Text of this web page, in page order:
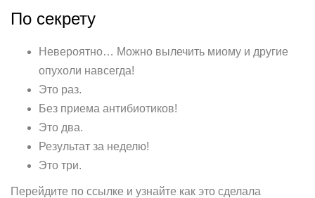
По секрету
Невероятно… Можно вылечить миому и другие
опухоли навсегда!
Это раз.
Без приема антибиотиков!
Это два.
Результат за неделю!
Это три.
Перейдите по ссылке и узнайте как это сделала